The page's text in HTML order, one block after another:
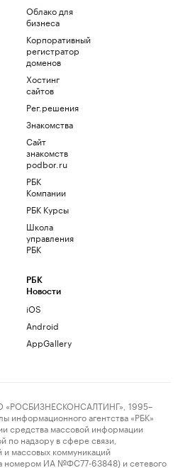
Облако для
бизнеса
Корпоративный
регистратор
доменов
Хостинг
сайтов
Рег.решения
Знакомства
Сайт
знакомств
podbor.ru
РБК
Компании
РБК Курсы
Школа
управления
РБК
РБК
Новости
iOS
Android
AppGallery
1995–
информационного агентства «РБК»
средства массовой информации
по надзору в сфере связи,
массовых коммуникаций
номером ИА №ФС77-63848) и сетевого